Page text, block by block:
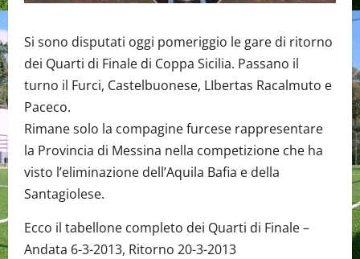
Si sono disputati oggi pomeriggio le gare di ritorno
dei Quarti di Finale di Coppa Sicilia. Passano il
turno il Furci, Castelbuonese, LIbertas Racalmuto e
Paceco.
Rimane solo la compagine furcese rappresentare
la Provincia di Messina nella competizione che ha
visto l’eliminazione dell’Aquila Bafia e della
Santagiolese.
Ecco il tabellone completo dei Quarti di Finale –
Andata 6-3-2013, Ritorno 20-3-2013